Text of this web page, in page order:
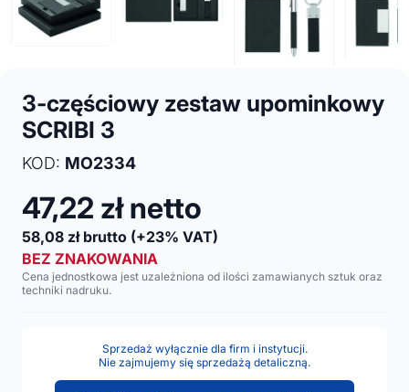
3-częściowy zestaw upominkowy
SCRIBI 3
KOD: MO2334
47,22 zł netto
58,08 zł brutto (+23% VAT)
BEZ ZNAKOWANIA
Cena jednostkowa jest uzależniona od ilości zamawianych sztuk oraz
techniki nadruku.
Sprzedaż wyłącznie dla firm i instytucji.
Nie zajmujemy się sprzedażą detaliczną.